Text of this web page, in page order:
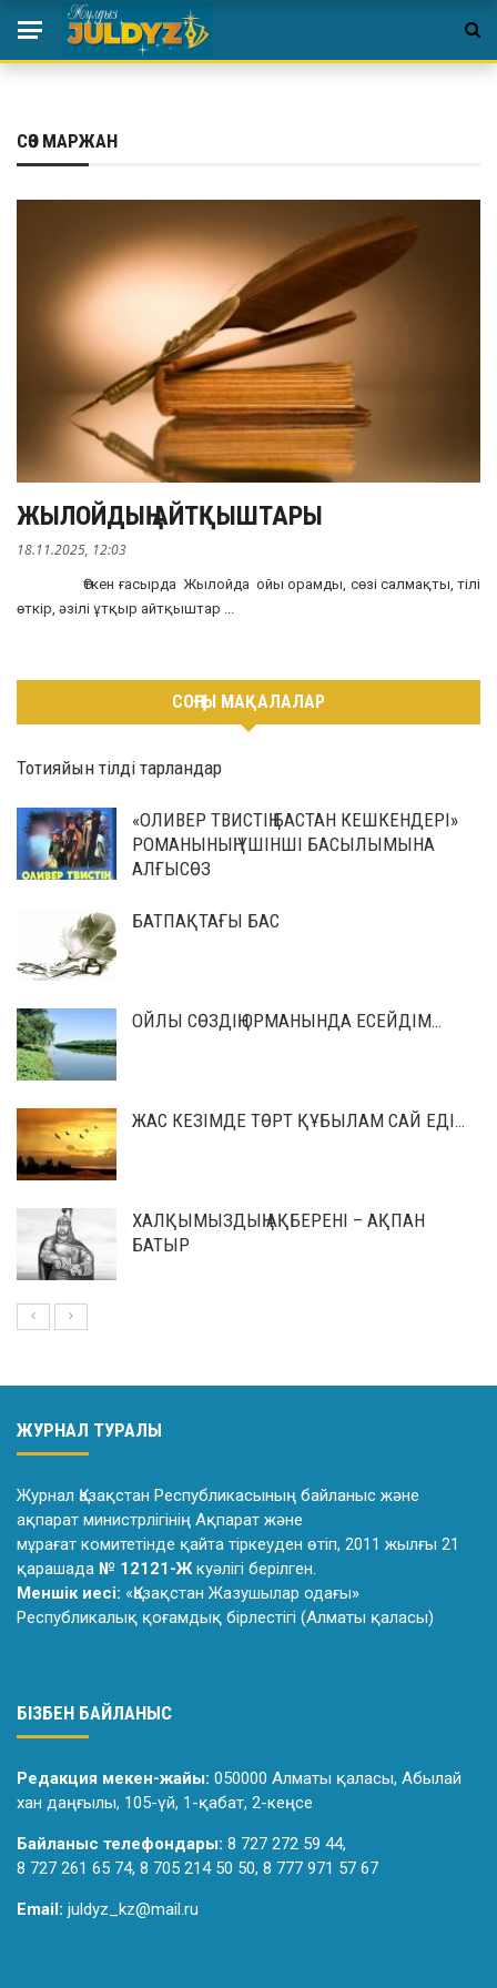
СӨЗ МАРЖАН
ЖЫЛОЙДЫҢ АЙТҚЫШТАРЫ
18.11.2025, 12:03
Өткен ғасырда Жылойда ойы орамды, сөзі салмақты, тілі
өткір, әзілі ұтқыр айтқыштар ...
СОҢҒЫ МАҚАЛАЛАР
Тотияйын тілді тарландар
«ОЛИВЕР ТВИСТІҢ БАСТАН КЕШКЕНДЕРІ»
РОМАНЫНЫҢ ҮШІНШІ БАСЫЛЫМЫНА
АЛҒЫСӨЗ
БАТПАҚТАҒЫ БАС
ОЙЛЫ СӨЗДІҢ ОРМАНЫНДА ЕСЕЙДІМ…
ЖАС КЕЗІМДЕ ТӨРТ ҚҰБЫЛАМ САЙ ЕДІ…
ХАЛҚЫМЫЗДЫҢ АҚБЕРЕНІ – АҚПАН
БАТЫР
ЖУРНАЛ ТУРАЛЫ
Журнал Қазақстан Республикасының байланыс және
ақпарат министрлiгiнiң Ақпарат және
мұрағат комитетiнде қайта тiркеуден өтiп, 2011 жылғы 21
қарашада № 12121-Жкуәлiгi берiлген.
Меншік иесі: «Қазақстан Жазушылар одағы»
Республикалық қоғамдық бірлестігі (Алматы қаласы)
БІЗБЕН БАЙЛАНЫС
Редакция мекен-жайы: 050000 Алматы қаласы, Абылай
хан даңғылы, 105-үй, 1-қабат, 2-кеңсе
Байланыс телефондары: 8 727 272 59 44,
8 727 261 65 74, 8 705 214 50 50, 8 777 971 57 67
Email: juldyz_kz@mail.ru